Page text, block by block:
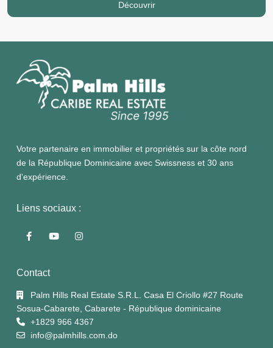
Votre partenaire en immobilier et propriétés sur la côte nord
de la République Dominicaine avec Swissness et 30 ans
d'expérience.
Liens sociaux :
Contact
Palm Hills Real Estate S.R.L. Casa El Criollo #27 Route
Sosua-Cabarete, Cabarete - République dominicaine
+1829 966 4367
info@palmhills.com.do